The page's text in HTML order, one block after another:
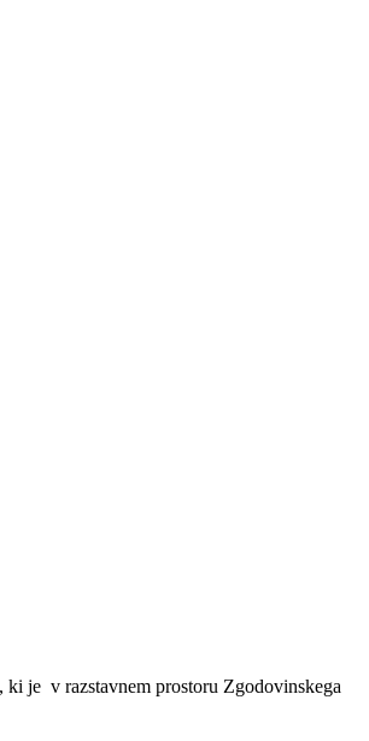
, ki je v razstavnem prostoru Zgodovinskega